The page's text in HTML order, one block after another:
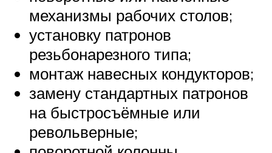
механизмы рабочих столов;
установку патронов
резьбонарезного типа;
монтаж навесных кондукторов;
замену стандартных патронов
на быстросъёмные или
револьверные;